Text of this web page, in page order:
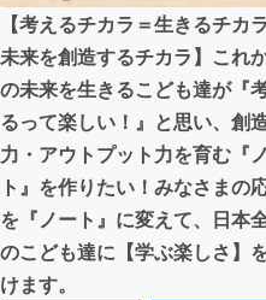
まちづくり・地域
CAMPFIRE for Social
CAMPFIREふるさと納
【考えるチカラ＝生きるチカ
未来を創造するチカラ】これ
の未来を生きるこども達が『
るって楽しい！』と思い、創
力・アウトプット力を育む『
ト』を作りたい！みなさまの
を『ノート』に変えて、日本
のこども達に【学ぶ楽しさ】
けます。